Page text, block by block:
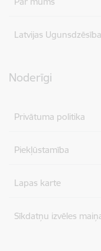
Latvijas
Noderīgi
Privātuma politika
Piekļūstamība
Lapas karte
Sīkdatņu izvēles